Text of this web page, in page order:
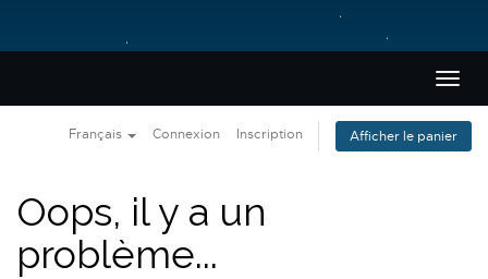
la
Français Connexion Inscription Afficher le panier
Oops, il y a un
problème...